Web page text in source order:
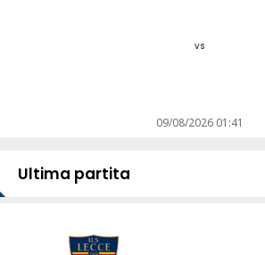
vs
09/08/2026 01:41
Ultima partita